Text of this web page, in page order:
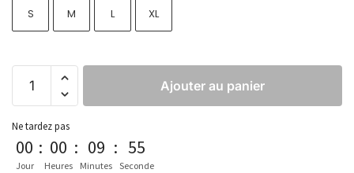
S M L XL
Ajouter au panier
Ne tardez pas
00
Jour
: 00
Heures
: 09
Minutes
: 54
Seconde